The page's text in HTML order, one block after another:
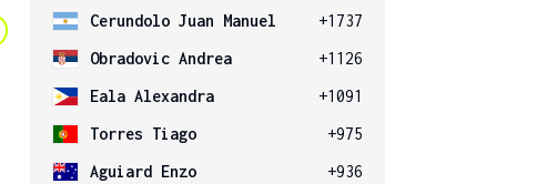
Cerundolo Juan Manuel
+1737
Obradovic Andrea
+1126
Eala Alexandra
+1091
Torres Tiago
+975
Aguiard Enzo
+936